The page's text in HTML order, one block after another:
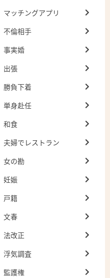
マッチングアプリ
不倫相手
事実婚
出張
勝負下着
単身赴任
和食
夫婦でレストラン
女の勘
妊娠
戸籍
文春
法改正
浮気調査
監護権